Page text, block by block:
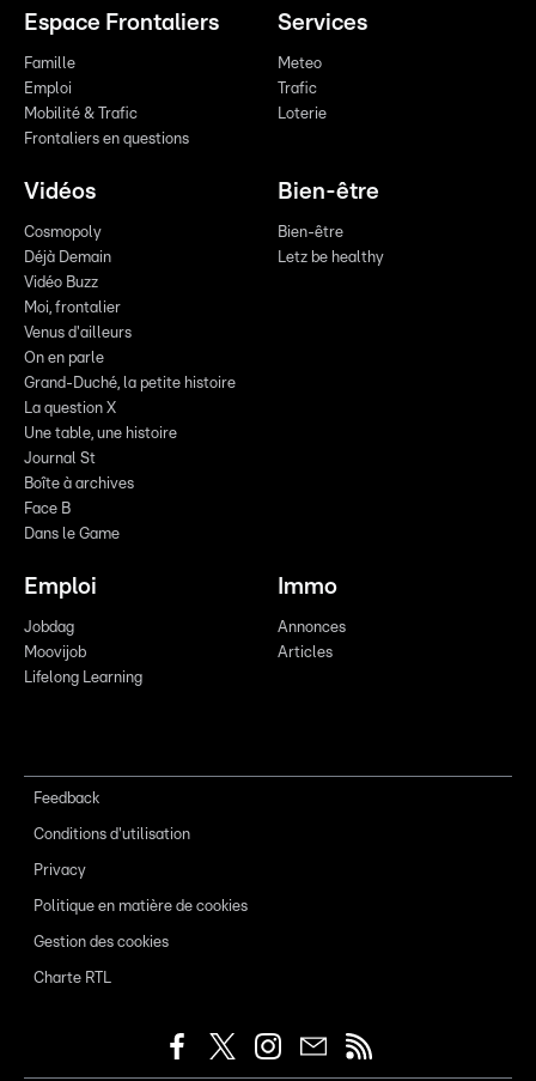
Espace Frontaliers
Famille
Emploi
Mobilité & Trafic
Frontaliers en questions
Services
Meteo
Trafic
Loterie
Vidéos
Cosmopoly
Déjà Demain
Vidéo Buzz
Moi, frontalier
Venus d'ailleurs
On en parle
Grand-Duché, la petite histoire
La question X
Une table, une histoire
Journal St
Boîte à archives
Face B
Dans le Game
Bien-être
Bien-être
Letz be healthy
Emploi
Jobdag
Moovijob
Lifelong Learning
Immo
Annonces
Articles
Feedback
Conditions d'utilisation
Privacy
Politique en matière de cookies
Gestion des cookies
Charte RTL